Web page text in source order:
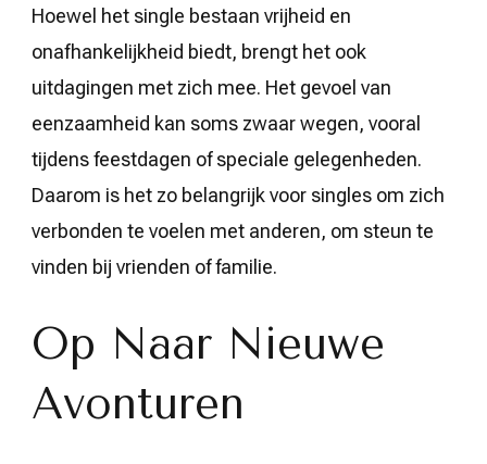
Hoewel het single bestaan vrijheid en
onafhankelijkheid biedt, brengt het ook
uitdagingen met zich mee. Het gevoel van
eenzaamheid kan soms zwaar wegen, vooral
tijdens feestdagen of speciale gelegenheden.
Daarom is het zo belangrijk voor singles om zich
verbonden te voelen met anderen, om steun te
vinden bij vrienden of familie.
Op Naar Nieuwe
Avonturen